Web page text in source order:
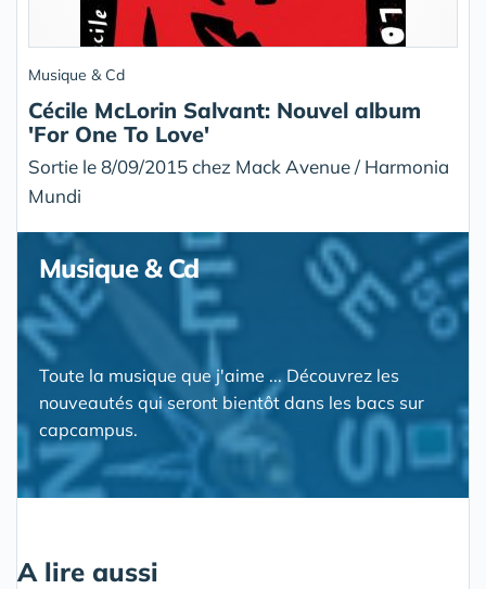
Musique & Cd
Cécile McLorin Salvant: Nouvel album
'For One To Love'
Sortie le 8/09/2015 chez Mack Avenue / Harmonia
Mundi
Musique & Cd
Toute la musique que j'aime ... Découvrez les
nouveautés qui seront bientôt dans les bacs sur
capcampus.
A lire aussi